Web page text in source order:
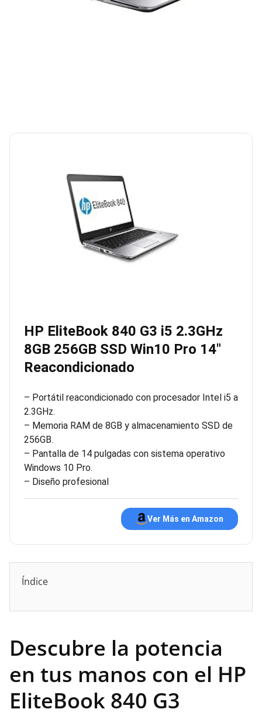
HP EliteBook 840 G3 i5 2.3GHz
8GB 256GB SSD Win10 Pro 14″
Reacondicionado
– Portátil reacondicionado con procesador Intel i5 a
2.3GHz.
– Memoria RAM de 8GB y almacenamiento SSD de
256GB.
– Pantalla de 14 pulgadas con sistema operativo
Windows 10 Pro.
– Diseño profesional
Ver Más en Amazon
Índice
Descubre la potencia
en tus manos con el HP
EliteBook 840 G3